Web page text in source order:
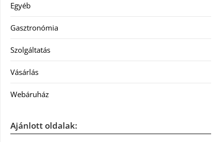
Egyéb
Gasztronómia
Szolgáltatás
Vásárlás
Webáruház
Ajánlott oldalak: